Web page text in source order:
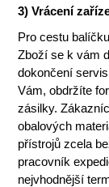
3) Vrácení
Pro cestu
Zboží se k vám
dokončení
Vám, obdržíte
zásilky.
obalových
přístrojů zcela
pracovník
nejvhodnější